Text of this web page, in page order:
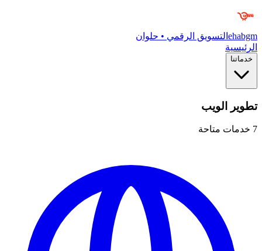
ehabgm التسويق الرقمي • حلوان
الرئيسية
خدماتنا
تطوير الويب
7 خدمات متاحة